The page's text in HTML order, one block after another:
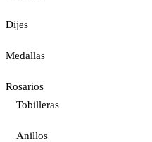
Dijes
Medallas
Rosarios
Tobilleras
Anillos